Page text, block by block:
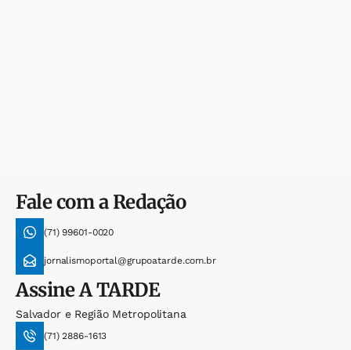
Fale com a Redação
(71) 99601-0020
jornalismoportal@grupoatarde.com.br
AssineA TARDE
Salvador e Região Metropolitana
(71) 2886-1613